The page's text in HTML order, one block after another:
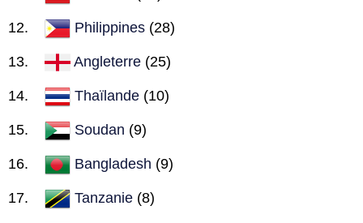
Philippines (28)
Angleterre (25)
Thaïlande (10)
Soudan (9)
Bangladesh (9)
Tanzanie (8)